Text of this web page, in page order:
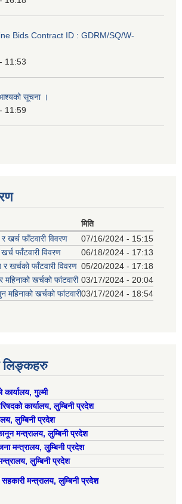
Bids Contract ID : GDRM/SQ/W-
11:53
सूचना ।
11:59
मिति
खर्च फाँटवारी विवरण
07/16/2024 - 15:15
फाँटवारी विवरण
06/18/2024 - 17:13
खर्चको फाँटवारी विवरण 05/20/2024 - 17:18
खर्चको फांटवारी 03/17/2024 - 20:04
खर्चको फांटवारी03/17/2024 - 18:54
लिङ्कहरु
गुल्मी
कार्यालय, लुम्बिनी प्रदेश
लुम्बिनी प्रदेश
मन्त्रालय, लुम्बिनी प्रदेश
मन्त्रालय, लुम्बिनी प्रदेश
लुम्बिनी प्रदेश
मन्त्रालय, लुम्बिनी प्रदेश